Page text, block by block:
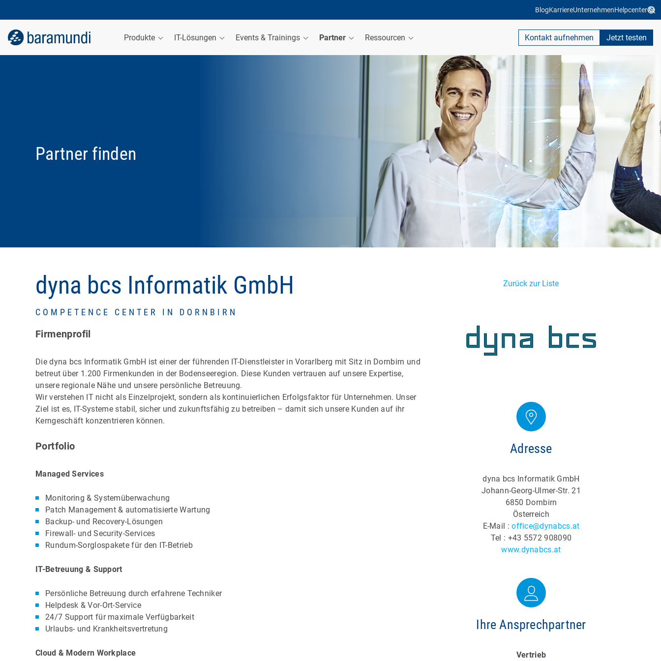
BlogKarriereUnternehmenHelpcenter
Produkte IT-Lösungen Events & Trainings Partner Ressourcen Kontakt aufnehmen Jetzt testen
Partner finden
dyna bcs Informatik GmbH
COMPETENCE CENTER IN DORNBIRN
Firmenprofil
Die dyna bcs Informatik GmbH ist einer der führenden IT-Dienstleister in Vorarlberg mit Sitz in Dornbirn und
betreut über 1.200 Firmenkunden in der Bodenseeregion. Diese Kunden vertrauen auf unsere Expertise,
unsere regionale Nähe und unsere persönliche Betreuung.
Wir verstehen IT nicht als Einzelprojekt, sondern als kontinuierlichen Erfolgsfaktor für Unternehmen. Unser
Ziel ist es, IT-Systeme stabil, sicher und zukunftsfähig zu betreiben – damit sich unsere Kunden auf ihr
Kerngeschäft konzentrieren können.
Portfolio
Managed Services
Monitoring & Systemüberwachung
Patch Management & automatisierte Wartung
Backup- und Recovery-Lösungen
Firewall- und Security-Services
Rundum-Sorglospakete für den IT-Betrieb
IT-Betreuung & Support
Persönliche Betreuung durch erfahrene Techniker
Helpdesk & Vor-Ort-Service
24/7 Support für maximale Verfügbarkeit
Urlaubs- und Krankheitsvertretung
Cloud & Modern Workplace
Zurück zur Liste
Adresse
dyna bcs Informatik GmbH
Johann-Georg-Ulmer-Str. 21
6850 Dornbirn
Österreich
E-Mail :office@dynabcs.at
Tel : +43 5572 908090
www.dynabcs.at
Ihre Ansprechpartner
Vertrieb